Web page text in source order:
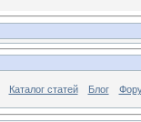
Каталог статей Блог